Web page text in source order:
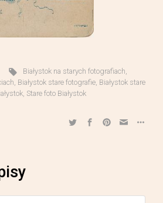
Białystok na starych fotografiach,
, Białystok stare fotografie, Białystok stare
, Stare foto Białystok